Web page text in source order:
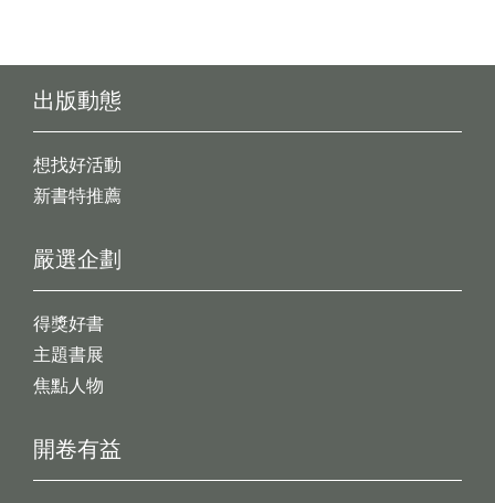
出版動態
想找好活動
新書特推薦
開卷有益
嚴選企劃
得獎好書
主題書展
焦點人物